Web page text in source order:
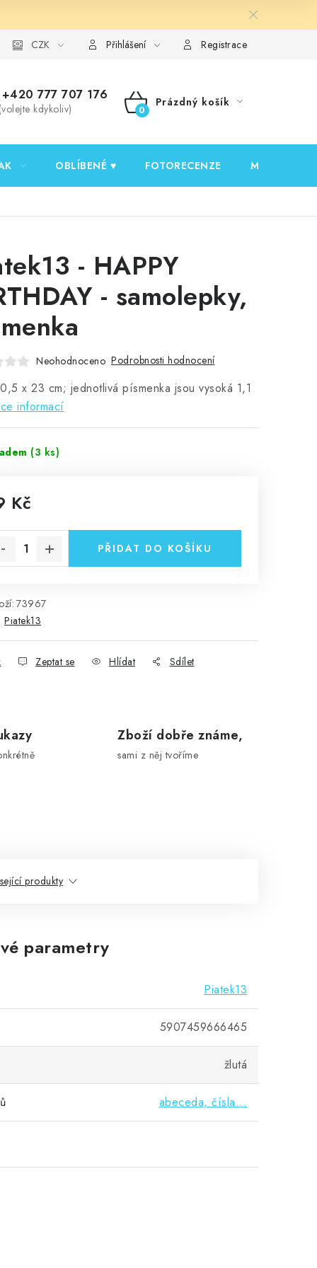
ochrany osobních údajů Ověřování recenzí
CZK Přihlášení Registrace
+420 777 707 176
(volejte kdykoliv)
NÁKUPNÍ
Prázdný košík
OBLÍBENÉ ♥️ FOTORECENZE MOJE
- HAPPY
- samolepky,
Neohodnoceno Podrobnosti hodnocení
x 23 cm; jednotlivá písmenka jsou vysoká 1,1
informací
(3 ks)
Kč
PŘIDAT DO KOŠÍKU
73967
Piatek13
Zeptat se Hlídat Sdílet
Zboží dobře známe,
sami z něj tvoříme
produkty
parametry
Piatek13
5907459666465
žlutá
abeceda, čísla...